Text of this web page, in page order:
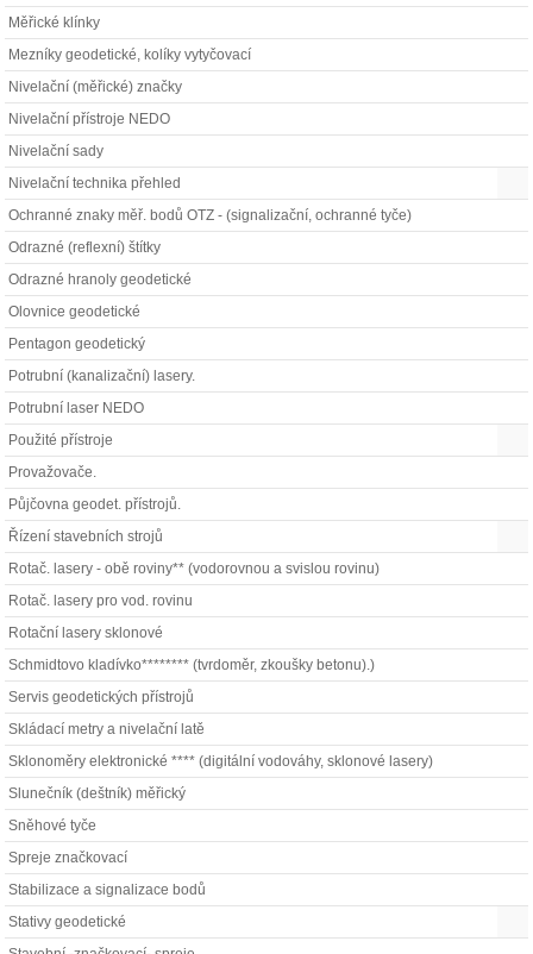
Měřické klínky
Mezníky geodetické, kolíky vytyčovací
Nivelační (měřické) značky
Nivelační přístroje NEDO
Nivelační sady
Nivelační technika přehled
Ochranné znaky měř. bodů OTZ - (signalizační, ochranné tyče)
Odrazné (reflexní) štítky
Odrazné hranoly geodetické
Olovnice geodetické
Pentagon geodetický
Potrubní (kanalizační) lasery.
Potrubní laser NEDO
Použité přístroje
Provažovače.
Půjčovna geodet. přístrojů.
Řízení stavebních strojů
Rotač. lasery - obě roviny** (vodorovnou a svislou rovinu)
Rotač. lasery pro vod. rovinu
Rotační lasery sklonové
Schmidtovo kladívko******** (tvrdoměr, zkoušky betonu).)
Servis geodetických přístrojů
Skládací metry a nivelační latě
Sklonoměry elektronické **** (digitální vodováhy, sklonové lasery)
Slunečník (deštník) měřický
Sněhové tyče
Spreje značkovací
Stabilizace a signalizace bodů
Stativy geodetické